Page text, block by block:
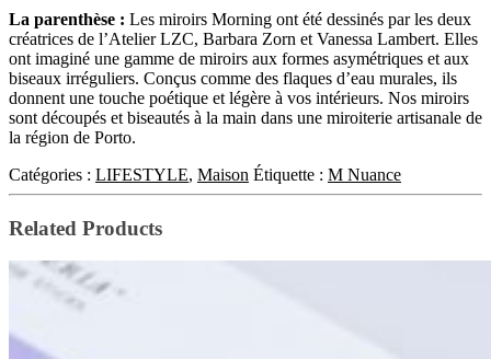
La parenthèse : Les miroirs Morning ont été dessinés par les deux
créatrices de l’Atelier LZC, Barbara Zorn et Vanessa Lambert. Elles
ont imaginé une gamme de miroirs aux formes asymétriques et aux
biseaux irréguliers. Conçus comme des flaques d’eau murales, ils
donnent une touche poétique et légère à vos intérieurs. Nos miroirs
sont découpés et biseautés à la main dans une miroiterie artisanale de
la région de Porto.
Catégories : LIFESTYLE, Maison Étiquette : M Nuance
Related Products